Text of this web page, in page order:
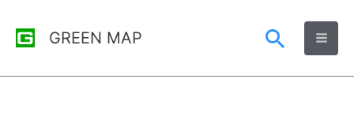
GREEN MAP
검
색